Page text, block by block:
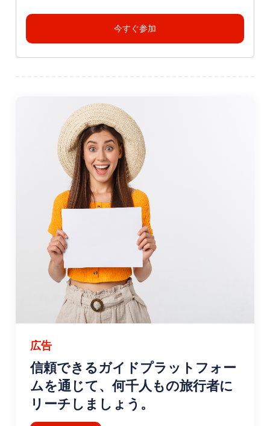
今すぐ参加
広告
信頼できるガイドプラットフォー
ムを通じて、何千人もの旅行者に
リーチしましょう。